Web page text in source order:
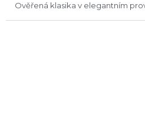
Ověřená klasika v elegantním